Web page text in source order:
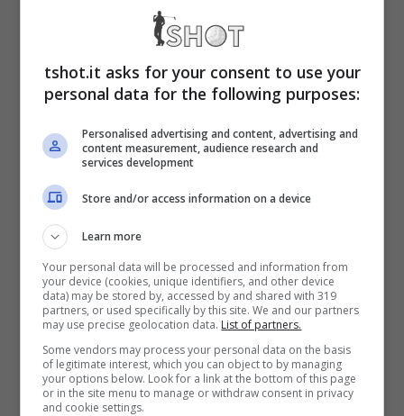
possibilità che possa tornare in bianconero
con un nuovo ruolo all’interno dello staff
tecnico della Vecchia Signora. Arrivano delle
l’ex difensore, che ha chiuso la sua
per dedicarsi all’attività di collaborate tecnico
dell’allenatore dei Los Angeles Fc, negli Stati
Uniti.
Quale ruolo può ricoprire Chiellini alla
Juventus?Arriva una nuova proposta da
parte di un allenatore che consiglia la società
tshot.it asks for your consent to use your
personal data for the following purposes:
Personalised advertising and content, advertising and
content measurement, audience research and
services development
Store and/or access information on a device
Learn more
Your personal data will be processed and information from
your device (cookies, unique identifiers, and other device
data) may be stored by, accessed by and shared with 319
partners, or used specifically by this site. We and our partners
may use precise geolocation data. List of partners.
Some vendors may process your personal data on the basis
of legitimate interest, which you can object to by managing
your options below. Look for a link at the bottom of this page
or in the site menu to manage or withdraw consent in privacy
and cookie settings.